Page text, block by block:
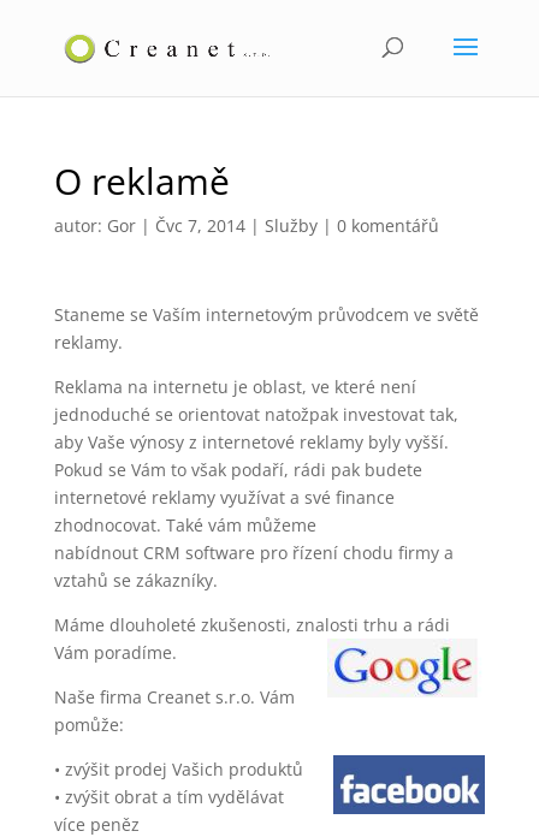
O reklamě
autor: Gor| Čvc 7, 2014| Služby| 0 komentářů
Staneme se Vaším internetovým průvodcem ve světě
reklamy.
Reklama na internetu je oblast, ve které není
jednoduché se orientovat natožpak investovat tak,
aby Vaše výnosy z internetové reklamy byly vyšší.
Pokud se Vám to však podaří, rádi pak budete
internetové reklamy využívat a své finance
zhodnocovat. Také vám můžeme
nabídnout CRM software pro řízení chodu firmy a
vztahů se zákazníky.
Máme dlouholeté zkušenosti, znalosti trhu a rádi
Vám poradíme.
Naše firma Creanet s.r.o. Vám
pomůže:
• zvýšit prodej Vašich produktů
• zvýšit obrat a tím vydělávat
více peněz